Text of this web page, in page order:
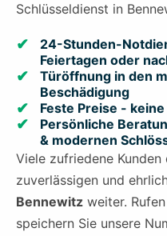
Schlüsseldienst in
24-Stunden-
Feiertagen oder
Türöffnung in den
Beschädigung
Feste Preise -
Persönliche
& modernen
Viele zufriedene
zuverlässigen und
Bennewitz weiter.
speichern Sie unsere